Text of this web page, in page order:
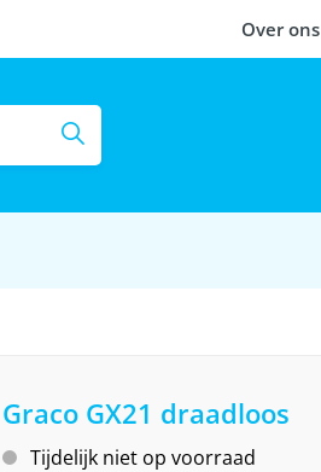
Over ons
Graco GX21 draadloos
Tijdelijk niet op voorraad